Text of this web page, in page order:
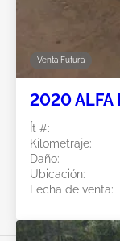
Venta Futura
2020 ALFA
Ít #:
Kilometraje:
Daño:
Ubicación:
Fecha de venta: